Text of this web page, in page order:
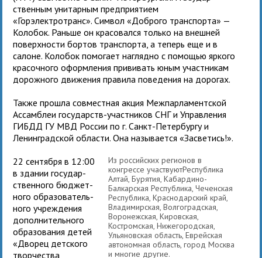
ствен­ным уни­тар­ным пред­при­я­тием
«Горэлектротранс». Символ «Доброго транс­порта» —
Колобок. Раньше он кра­со­вался только на внеш­ней
поверх­но­сти бор­тов транс­порта, а теперь еще и в
салоне. Колобок помо­гает наглядно с помо­щью яркого
кра­соч­ного оформ­ле­ния при­ви­вать юным участ­ни­кам
дорож­ного дви­же­ния пра­вила пове­де­ния на дорогах.
Также про­шла сов­мест­ная акция Межпарламент­ской
Ассамблеи госу­дарств-участ­ни­ков СНГ и Управления
ГИБДД ГУ МВД России по г. Санкт-Петербургу и
Ленинградской обла­сти. Она назы­ва­ется «Засветись!».
Из российских регионов в
конгрессе участвуютРеспублика
Алтай, Бурятия, Кабардино-
Балкарская Республика, Чеченская
Республика, Краснодарский край,
Владимирская, Волгоградская,
Воронежская, Кировская,
Костромская, Нижегородская,
Ульяновская область, Еврейская
авто­ном­ная область, город Москва
и мно­гие другие.
22 сен­тября в 12:00
в зда­нии государ­
ствен­ного бюд­жет­
ного обра­зо­ва­тель­
ного учре­жде­ния
допол­ни­тель­ного
обра­зо­ва­ния детей
«Дворец дет­ского
твор­че­ства